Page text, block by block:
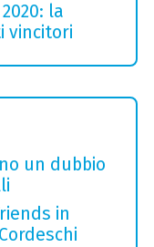
la
vincitori
un dubbio
in